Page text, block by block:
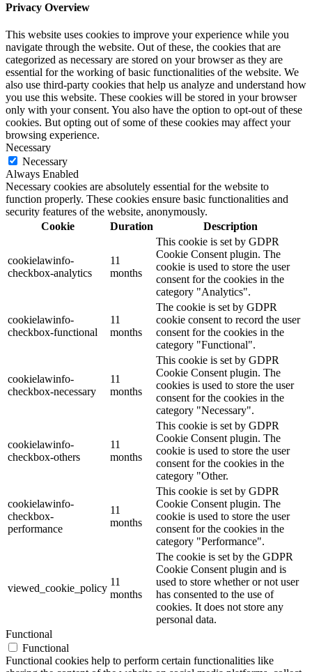
Privacy Overview
This website uses cookies to improve your experience while you
navigate through the website. Out of these, the cookies that are
categorized as necessary are stored on your browser as they are
essential for the working of basic functionalities of the website. We
also use third-party cookies that help us analyze and understand how
you use this website. These cookies will be stored in your browser
only with your consent. You also have the option to opt-out of these
cookies. But opting out of some of these cookies may affect your
browsing experience.
Necessary
Necessary
Always Enabled
Necessary cookies are absolutely essential for the website to
function properly. These cookies ensure basic functionalities and
security features of the website, anonymously.
Cookie
Duration Description
cookielawinfo-
checkbox-analytics
11
months
This cookie is set by GDPR
Cookie Consent plugin. The
cookie is used to store the user
consent for the cookies in the
category "Analytics".
cookielawinfo-
checkbox-functional
11
months
The cookie is set by GDPR
cookie consent to record the user
consent for the cookies in the
category "Functional".
cookielawinfo-
checkbox-necessary
11
months
This cookie is set by GDPR
Cookie Consent plugin. The
cookies is used to store the user
consent for the cookies in the
category "Necessary".
cookielawinfo-
checkbox-others
11
months
This cookie is set by GDPR
Cookie Consent plugin. The
cookie is used to store the user
consent for the cookies in the
category "Other.
cookielawinfo-
checkbox-
performance
11
months
This cookie is set by GDPR
Cookie Consent plugin. The
cookie is used to store the user
consent for the cookies in the
category "Performance".
viewed_cookie_policy
11
months
The cookie is set by the GDPR
Cookie Consent plugin and is
used to store whether or not user
has consented to the use of
cookies. It does not store any
personal data.
Functional
Functional
Functional cookies help to perform certain functionalities like